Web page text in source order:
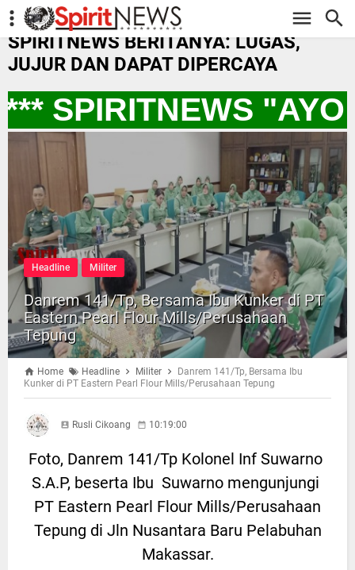
-->
SPIRITNEWS BERITANYA: LUGAS,
JUJUR DAN DAPAT DIPERCAYA
SPIRITNEWS "AYO
Headline Militer
Danrem 141/Tp, Bersama Ibu Kunker di PT
Eastern Pearl Flour Mills/Perusahaan
Tepung
Home Headline Militer
Danrem 141/Tp, Bersama Ibu
Kunker di PT Eastern Pearl Flour Mills/Perusahaan Tepung
Rusli Cikoang 10:19:00
Foto, Danrem 141/Tp Kolonel Inf Suwarno
S.A.P, beserta Ibu Suwarno mengunjungi
PT Eastern Pearl Flour Mills/Perusahaan
Tepung di Jln Nusantara Baru Pelabuhan
Makassar.